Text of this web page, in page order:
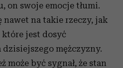
on swoje emocje tłumi.
nawet na takie rzeczy, jak
jest dosyć
mężczyzny.
może być sygnał, że stan